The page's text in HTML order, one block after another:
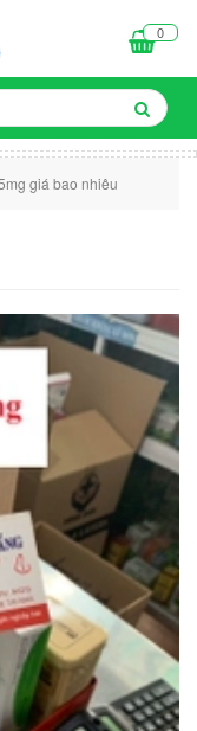
0
giá bao nhiêu